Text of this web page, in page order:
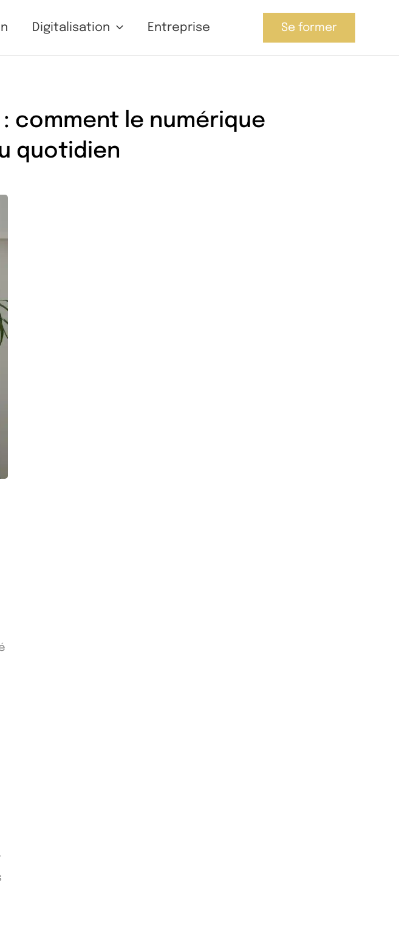
Digitalisation Entreprise Se former
comment le numérique
quotidien